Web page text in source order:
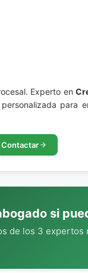
Experto en
para
Contactar
si
de los 3